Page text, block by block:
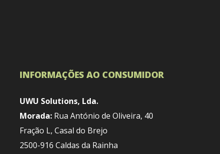
INFORMAÇÕES AO CONSUMIDOR
UWU Solutions, Lda.
Morada: Rua António de Oliveira, 40
Fração L, Casal do Brejo
2500-916 Caldas da Rainha